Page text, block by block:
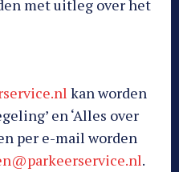
met uitleg over het
kan worden
en ‘Alles over
per e-mail worden
.